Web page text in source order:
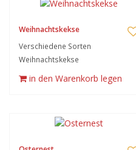
Weihnachtskekse
Verschiedene Sorten
Weihnachtskekse
in den Warenkorb legen